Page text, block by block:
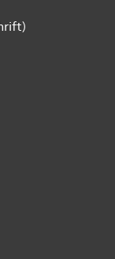
YouTube
auf LinkedIn
auf XING